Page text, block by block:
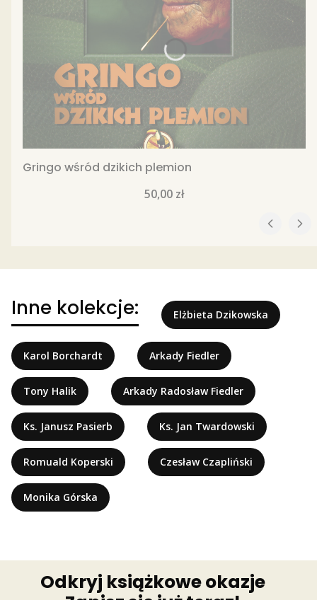
Gringo wśród dzikich plemion
Cena
50,00 zł
Inne kolekcje: Elżbieta Dzikowska
Karol Borchardt Arkady Fiedler
Tony Halik Arkady Radosław Fiedler
Ks. Janusz Pasierb Ks. Jan Twardowski
Romuald Koperski Czesław Czapliński
Monika Górska
Odkryj książkowe okazje